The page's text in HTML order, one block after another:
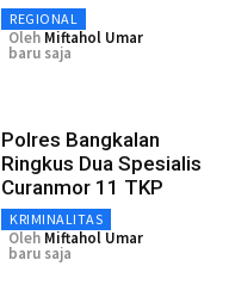
REGIONAL
Oleh Miftahol Umar
baru saja
Polres Bangkalan
Ringkus Dua Spesialis
Curanmor 11 TKP
KRIMINALITAS
Oleh Miftahol Umar
baru saja